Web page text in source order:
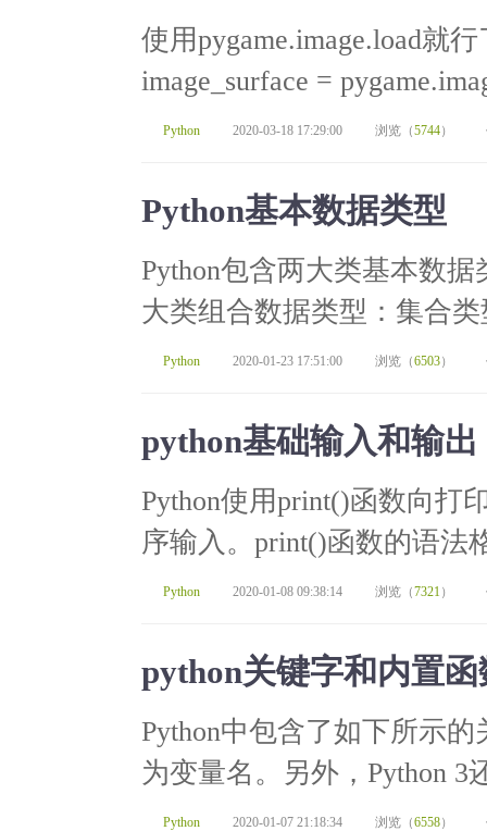
使用pygame.image.load就
image_surface =
Python 2020-03-18 17:29:00 浏览（5744）
Python基本数据类型
Python包含两大类基本数
大类组合数据类型：集合
Python 2020-01-23 17:51:00 浏览（6503）
python基础输入和输出
Python使用print()函数向打
序输入。print()函数的语法
Python 2020-01-08 09:38:14 浏览（7321）
python关键字和内置函
Python中包含了如下所示
为变量名。另外，Python
Python 2020-01-07 21:18:34 浏览（6558）